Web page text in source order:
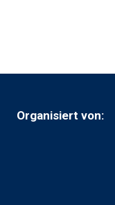
Organisiert von: